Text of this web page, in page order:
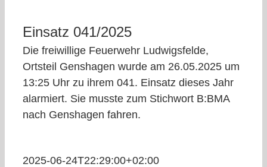
Einsatz 041/2025
Die freiwillige Feuerwehr Ludwigsfelde,
Ortsteil Genshagen wurde am 26.05.2025 um
13:25 Uhr zu ihrem 041. Einsatz dieses Jahr
alarmiert. Sie musste zum Stichwort B:BMA
nach Genshagen fahren.
2025-06-24T22:29:00+02:00